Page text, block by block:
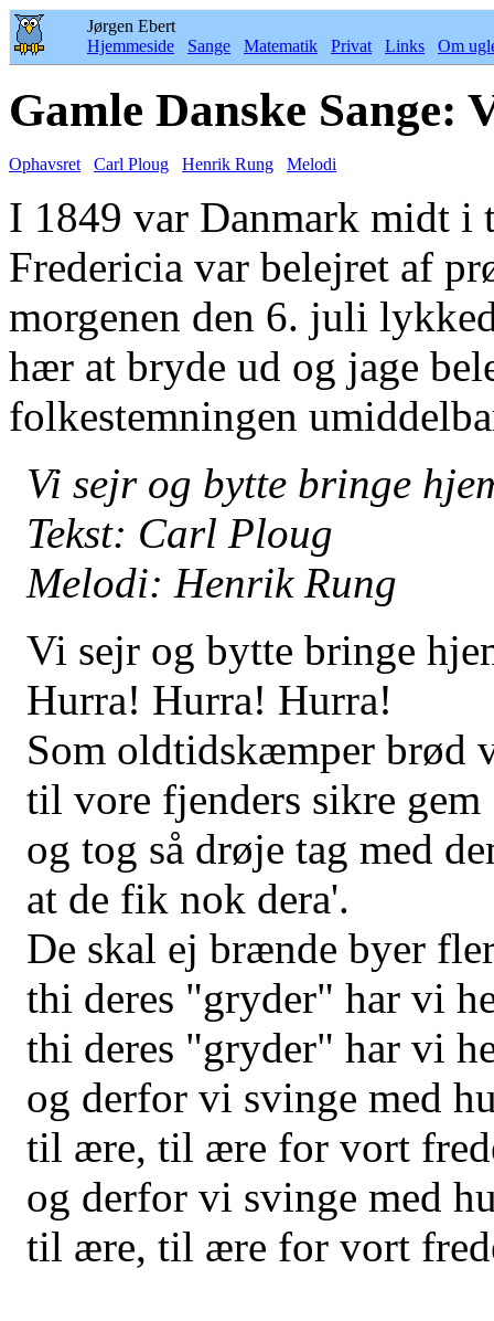
Jørgen Ebert
Hjemmeside
Sange Matematik Privat Links Om
Gamle Danske Sange:
Ophavsret Carl Ploug Henrik Rung Melodi
I 1849 var Danmark midt i
Fredericia var belejret af
morgenen den 6. juli
hær at bryde ud og jage
folkestemningen
Vi sejr og bytte bringe
Tekst: Carl Ploug
Melodi: Henrik Rung
Vi sejr og bytte bringe
Hurra! Hurra! Hurra!
Som oldtidskæmper brød
til vore fjenders sikre gem
og tog så drøje tag med
at de fik nok dera'.
De skal ej brænde byer
thi deres "gryder" har vi
thi deres "gryder" har vi
og derfor vi svinge med
til ære, til ære for vort
og derfor vi svinge med
til ære, til ære for vort